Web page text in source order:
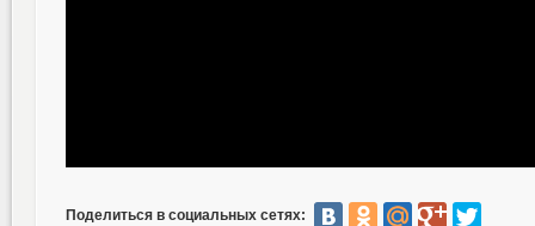
Поделиться в социальных сетях: